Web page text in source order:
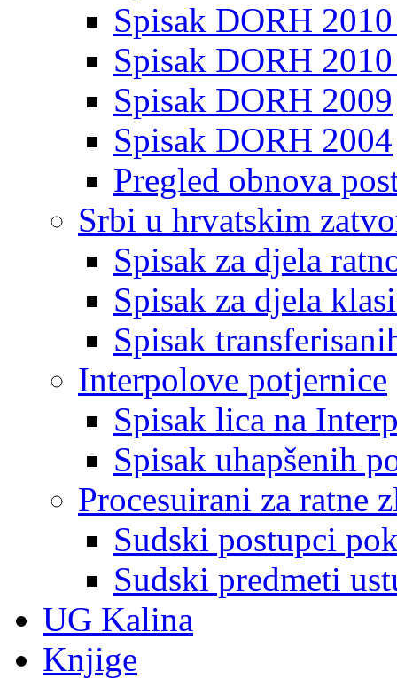
Spisak DORH
Spisak DORH
Spisak DORH 2009
Spisak DORH 2004
Pregled obnova
Srbi u hrvatskim
Spisak za djela
Spisak za djela
Spisak
Interpolove potjernice
Spisak lica na
Spisak uhapšenih
Procesuirani za ratne
Sudski postupci
Sudski predmeti
UG Kalina
Knjige